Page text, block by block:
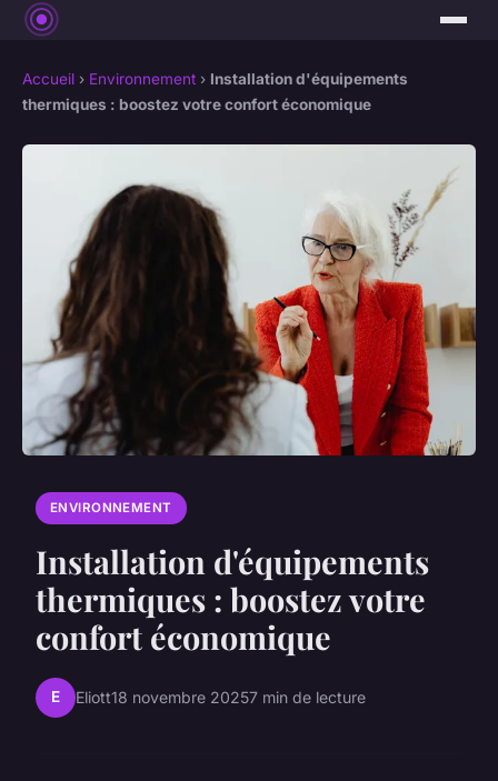
Accueil › Environnement › Installation d'équipements
thermiques : boostez votre confort économique
ENVIRONNEMENT
Installation d'équipements
thermiques : boostez votre
confort économique
E Eliott18 novembre 20257 min de lecture